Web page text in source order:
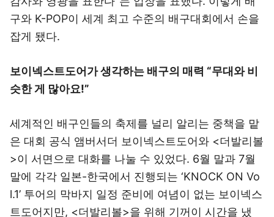
구와 K-POP이 세계 최고 수준의 배구대회에서 손을
잡게 됐다.
보이넥스트도어가 생각하는 배구의 매력 “무대와 비
슷한 게 많아요!”
세계적인 배구인들의 축제를 널리 알리는 중책을 맡
은 대회 공식 앰버서더 보이넥스트도어와 <더발리볼
>이 서면으로 대화를 나눌 수 있었다. 6월 말과 7월
말에 각각 일본-한국에서 진행되는 ‘KNOCK ON Vo
l.1’ 투어의 막바지 일정 준비에 여념이 없는 보이넥스
트도어지만, <더발리볼>을 위해 기꺼이 시간을 냈